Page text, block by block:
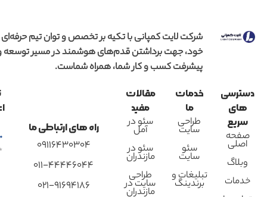
شرکت لایت کمپانی با تکیه بر تخصص و توان تیم حرفه‌ای
خود، جهت برداشتن قدم‌های هوشمند در مسیر توسعه
پیشرفت کسب و کار شما، همراه شماست.
دسترسی
های
سریع
صفحه
اصلی
وبلاگ
خدمات
خدمات
ما
طراحی
سایت
سئو
سایت
تبلیغات و
برندینگ
مقالات
مفید
سئو در
آمل
سئو در
مازندران
طراحی
سایت در
مازندران
راه های ارتباطی ما
09116430304
011-44446044
021-91694186